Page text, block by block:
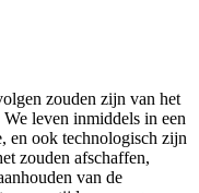
zouden zijn van het
leven inmiddels in een
en ook technologisch zijn
zouden afschaffen,
van de